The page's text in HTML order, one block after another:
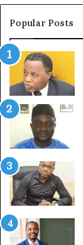
croissance
sous
Popular Posts